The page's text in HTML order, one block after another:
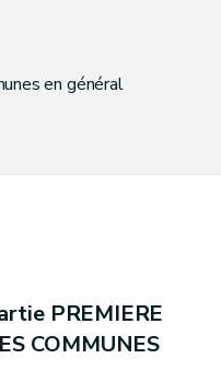
en général
PREMIERE
COMMUNES